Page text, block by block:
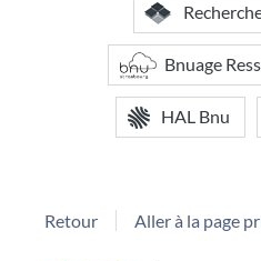
Bnuage
HAL Bnu
Retour Aller à la page